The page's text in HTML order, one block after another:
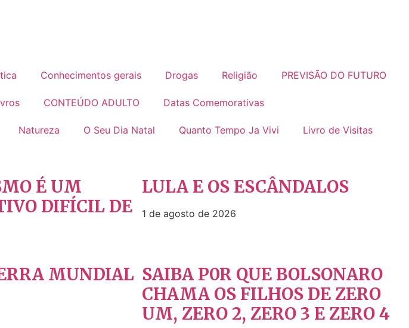
Conhecimentos gerais Drogas Religião PREVISÃO DO FUTURO
CONTEÚDO ADULTO Datas Comemorativas
Natureza O Seu Dia Natal Quanto Tempo Ja Vivi Livro de Visitas
É UM
DIFÍCIL DE
LULA E OS ESCÂNDALOS
1 de agosto de 2026
MUNDIAL SAIBA P0R QUE BOLSONARO
CHAMA OS FILHOS DE ZERO
UM, ZERO 2, ZERO 3 E ZERO 4